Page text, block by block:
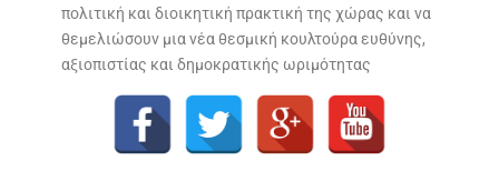
πολιτική και διοικητική πρακτική της χώρας και να
θεμελιώσουν μια νέα θεσμική κουλτούρα ευθύνης,
αξιοπιστίας και δημοκρατικής ωριμότητας